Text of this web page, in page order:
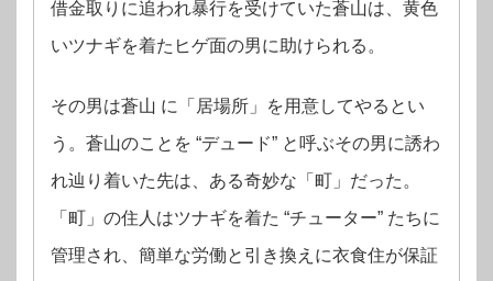
借金取りに追われ暴行を受けていた蒼山は、黄色
いツナギを着たヒゲ面の男に助けられる。
その男は蒼山 に「居場所」を用意してやるとい
う。蒼山のことを “デュード” と呼ぶその男に誘わ
れ辿り着いた先は、ある奇妙な「町」だった。
「町」の住人はツナギを着た “チューター” たちに
管理され、簡単な労働と引き換えに衣食住が保証